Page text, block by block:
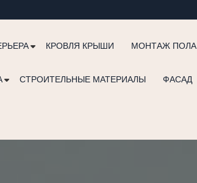
КРОВЛЯ КРЫШИ МОНТАЖ ПОЛА
СТРОИТЕЛЬНЫЕ МАТЕРИАЛЫ ФАСАД